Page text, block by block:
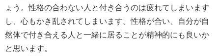
ょう。性格の合わない人と付き合うのは疲れてしまいます
し、心もかき乱されてしまいます。性格が合い、自分が自
然体で付き合える人と一緒に居ることが精神的にも良いか
と思います。